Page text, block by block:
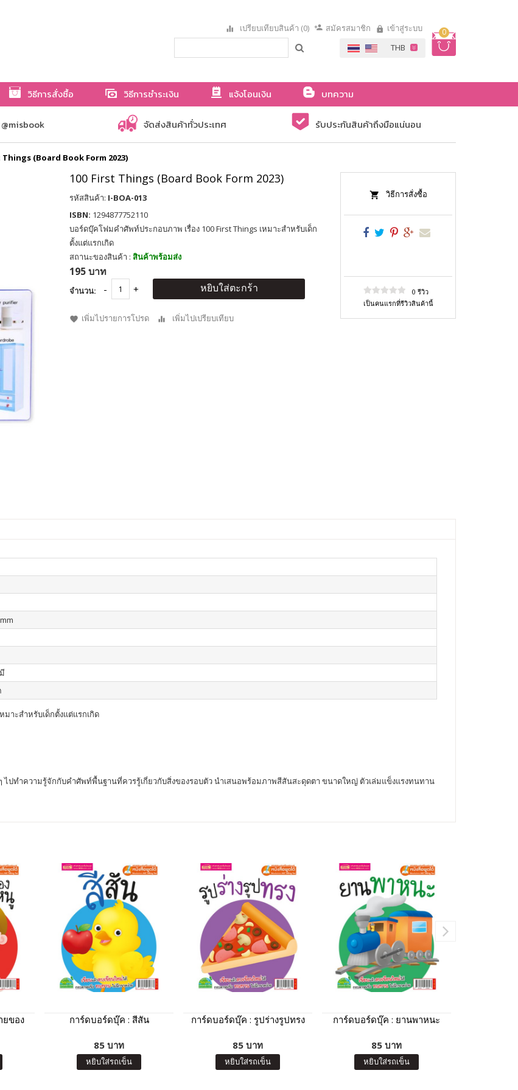
0
เปรียบเทียบสินค้า (0) สมัครสมาชิก เข้าสู่ระบบ
วิธีการสั่งซื้อ วิธีการชำระเงิน แจ้งโอนเงิน
บทความ
จัดส่งสินค้าทั่วประเทศ รับประกันสินค้าถึงมือแน่นอน
Things (Board Book Form 2023)
100 First Things (Board Book Form 2023)
รหัสสินค้า: I-BOA-013
ISBN: 1294877752110
บอร์ดบุ๊คโฟมคำศัพท์ประกอบภาพ เรื่อง 100 First Things เหมาะสำหรับเด็ก
ตั้งแต่แรกเกิด
สถานะของสินค้า : สินค้าพร้อมส่ง
195 บาท
จำนวน: หยิบใส่ตะกร้า
เพิ่มไปรายการโปรด เพิ่มไปเปรียบเทียบ
วิธีการสั่งซื้อ
0 รีวิว
เป็นคนแรกที่รีวิวสินค้านี้
าะสำหรับเด็กตั้งแต่แรกเกิด
ไปทำความรู้จักกับคำศัพท์พื้นฐานที่ควรรู้เกี่ยวกับสิ่งของรอบตัว นำเสนอพร้อมภาพสีสันสะดุดตา ขนาดใหญ่ ตัวเล่มแข็งแรงทนทาน
ยของ
การ์ดบอร์ดบุ๊ค : สีสัน
85 บาท
หยิบใส่รถเข็น
การ์ดบอร์ดบุ๊ค : รูปร่างรูปทรง
85 บาท
หยิบใส่รถเข็น
การ์ดบอร์ดบุ๊ค : ยานพาหนะ
85 บาท
หยิบใส่รถเข็น